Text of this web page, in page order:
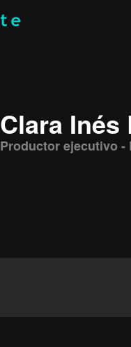
Clara Inés
Productor ejecutivo -